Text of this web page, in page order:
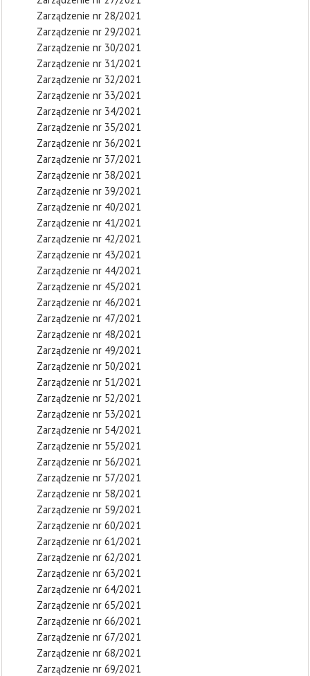
Zarządzenie nr 28/2021
Zarządzenie nr 29/2021
Zarządzenie nr 30/2021
Zarządzenie nr 31/2021
Zarządzenie nr 32/2021
Zarządzenie nr 33/2021
Zarządzenie nr 34/2021
Zarządzenie nr 35/2021
Zarządzenie nr 36/2021
Zarządzenie nr 37/2021
Zarządzenie nr 38/2021
Zarządzenie nr 39/2021
Zarządzenie nr 40/2021
Zarządzenie nr 41/2021
Zarządzenie nr 42/2021
Zarządzenie nr 43/2021
Zarządzenie nr 44/2021
Zarządzenie nr 45/2021
Zarządzenie nr 46/2021
Zarządzenie nr 47/2021
Zarządzenie nr 48/2021
Zarządzenie nr 49/2021
Zarządzenie nr 50/2021
Zarządzenie nr 51/2021
Zarządzenie nr 52/2021
Zarządzenie nr 53/2021
Zarządzenie nr 54/2021
Zarządzenie nr 55/2021
Zarządzenie nr 56/2021
Zarządzenie nr 57/2021
Zarządzenie nr 58/2021
Zarządzenie nr 59/2021
Zarządzenie nr 60/2021
Zarządzenie nr 61/2021
Zarządzenie nr 62/2021
Zarządzenie nr 63/2021
Zarządzenie nr 64/2021
Zarządzenie nr 65/2021
Zarządzenie nr 66/2021
Zarządzenie nr 67/2021
Zarządzenie nr 68/2021
Zarządzenie nr 69/2021